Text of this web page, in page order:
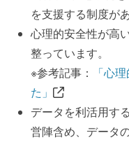
を支援する制度が
心理的安全性が高
整っています。
※参考記事：
「心
た」
データを利活用す
営陣含め、データ